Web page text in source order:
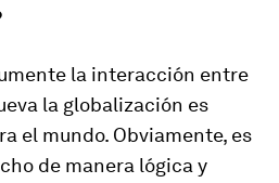
la interacción entre
la globalización es
el mundo. Obviamente, es
de manera lógica y